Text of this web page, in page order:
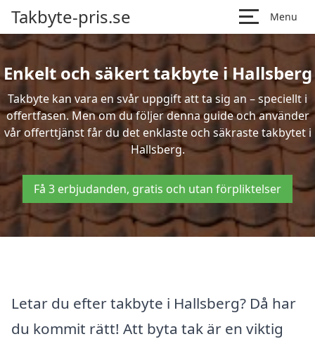
Takbyte-pris.se Menu
Enkelt och säkert takbyte i Hallsberg
Takbyte kan vara en svår uppgift att ta sig an – speciellt i
offertfasen. Men om du följer denna guide och använder
vår offerttjänst får du det enklaste och säkraste takbytet i
Hallsberg.
Få 3 erbjudanden, gratis och utan förpliktelser
Letar du efter takbyte i Hallsberg? Då har
du kommit rätt! Att byta tak är en viktig